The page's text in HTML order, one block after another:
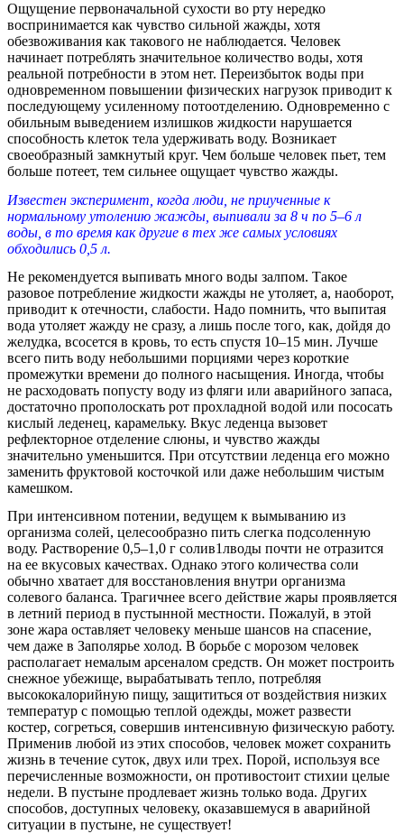
Ощущение первоначальной сухости во рту нередко
воспринимается как чувство сильной жажды, хотя
обезвоживания как такового не наблюдается. Человек
начинает потреблять значительное количество воды, хотя
реальной потребности в этом нет. Переизбыток воды при
одновременном повышении физических нагрузок приводит к
последующему усиленному потоотделению. Одновременно с
обильным выведением излишков жидкости нарушается
способность клеток тела удерживать воду. Возникает
своеобразный замкнутый круг. Чем больше человек пьет, тем
больше потеет, тем сильнее ощущает чувство жажды.
Известен эксперимент, когда люди, не приученные к
нормальному утолению жажды, выпивали за 8 ч по 5–6 л
воды, в то время как другие в тех же самых условиях
обходились 0,5 л.
Не рекомендуется выпивать много воды залпом. Такое
разовое потребление жидкости жажды не утоляет, а, наоборот,
приводит к отечности, слабости. Надо помнить, что выпитая
вода утоляет жажду не сразу, а лишь после того, как, дойдя до
желудка, всосется в кровь, то есть спустя 10–15 мин. Лучше
всего пить воду небольшими порциями через короткие
промежутки времени до полного насыщения. Иногда, чтобы
не расходовать попусту воду из фляги или аварийного запаса,
достаточно прополоскать рот прохладной водой или пососать
кислый леденец, карамельку. Вкус леденца вызовет
рефлекторное отделение слюны, и чувство жажды
значительно уменьшится. При отсутствии леденца его можно
заменить фруктовой косточкой или даже небольшим чистым
камешком.
При интенсивном потении, ведущем к вымыванию из
организма солей, целесообразно пить слегка подсоленную
воду. Растворение 0,5–1,0 г солив1лводы почти не отразится
на ее вкусовых качествах. Однако этого количества соли
обычно хватает для восстановления внутри организма
солевого баланса. Трагичнее всего действие жары проявляется
в летний период в пустынной местности. Пожалуй, в этой
зоне жара оставляет человеку меньше шансов на спасение,
чем даже в Заполярье холод. В борьбе с морозом человек
располагает немалым арсеналом средств. Он может построить
снежное убежище, вырабатывать тепло, потребляя
высококалорийную пищу, защититься от воздействия низких
температур с помощью теплой одежды, может развести
костер, согреться, совершив интенсивную физическую работу.
Применив любой из этих способов, человек может сохранить
жизнь в течение суток, двух или трех. Порой, используя все
перечисленные возможности, он противостоит стихии целые
недели. В пустыне продлевает жизнь только вода. Других
способов, доступных человеку, оказавшемуся в аварийной
ситуации в пустыне, не существует!